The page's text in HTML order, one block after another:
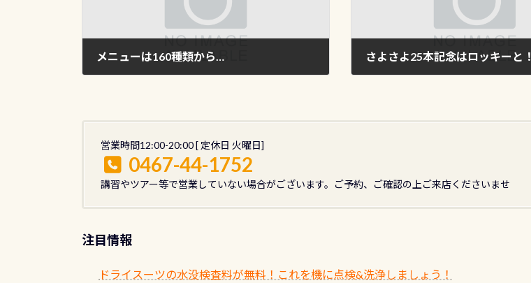
メニューは160種類から… さよさよ25本記念はロッキーと！
営業時間12:00-20:00 [ 定休日 火曜日]
0467-44-1752
講習やツアー等で営業していない場合がございます。ご予約、ご確認の上ご来店くださいませ
注目情報
ドライスーツの水没検査料が無料！これを機に点検&洗浄しましょう！